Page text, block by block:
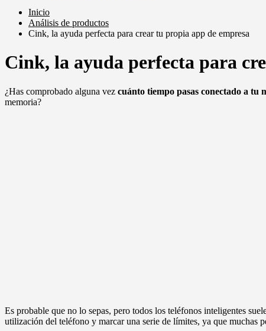
Inicio
Análisis de productos
Cink, la ayuda perfecta para crear tu propia app de empresa
Cink, la ayuda perfecta para
¿Has comprobado alguna vez cuánto tiempo pasas conectado a tu
memoria?
Es probable que no lo sepas, pero todos los teléfonos inteligentes
utilización del teléfono y marcar una serie de límites, ya que muchas